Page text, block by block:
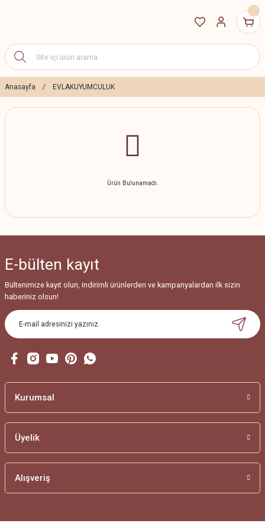
Anasayfa EVLAKUYUMCULUK
Ürün Bulunamadı.
E-bülten kayıt
Bültenimize kayıt olun, indirimli ürünlerden ve kampanyalardan ilk sizin
haberiniz olsun!
Kurumsal
Üyelik
Alışveriş